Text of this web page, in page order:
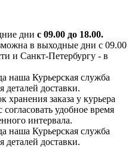
дни с 09.00 до 18.00.
в выходные дни с 09.00
и Санкт-Петербургу - в
наша Курьерская служба
деталей доставки.
заказа у курьера
удобное время
интервала.
наша Курьерская служба
деталей доставки.